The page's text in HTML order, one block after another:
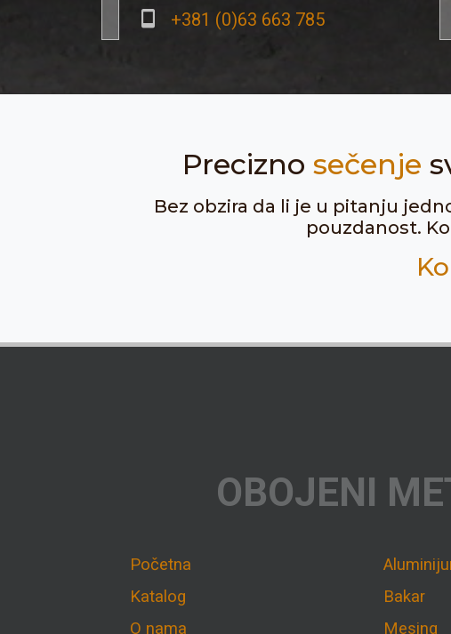
+381 (0)63 663 785
Precizno sečenje
Bez obzira da li je u pitanju
pouzdanost.
OBOJENI
Početna
Katalog
O nama
Bakar
Mesing